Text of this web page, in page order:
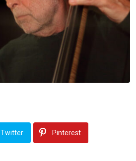
Twitter Pinterest